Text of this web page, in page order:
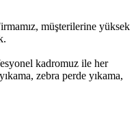
müşterilerine yüksek
kadromuz ile her
zebra perde yıkama,